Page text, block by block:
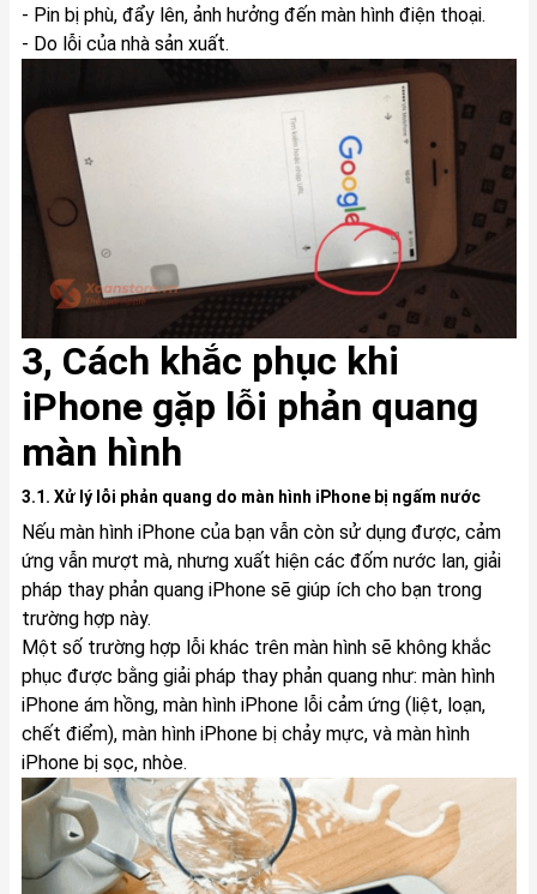
- Pin bị phù, đẩy lên, ảnh hưởng đến màn hình điện thoại.
- Do lỗi của nhà sản xuất.
3, Cách khắc phục khi
iPhone gặp lỗi phản quang
màn hình
3.1. Xử lý lỗi phản quang do màn hình iPhone bị ngấm nước
Nếu màn hình iPhone của bạn vẫn còn sử dụng được, cảm
ứng vẫn mượt mà, nhưng xuất hiện các đốm nước lan, giải
pháp thay phản quang iPhone sẽ giúp ích cho bạn trong
trường hợp này.
Một số trường hợp lỗi khác trên màn hình sẽ không khắc
phục được bằng giải pháp thay phản quang như: màn hình
iPhone ám hồng, màn hình iPhone lỗi cảm ứng (liệt, loạn,
chết điểm), màn hình iPhone bị chảy mực, và màn hình
iPhone bị sọc, nhòe.